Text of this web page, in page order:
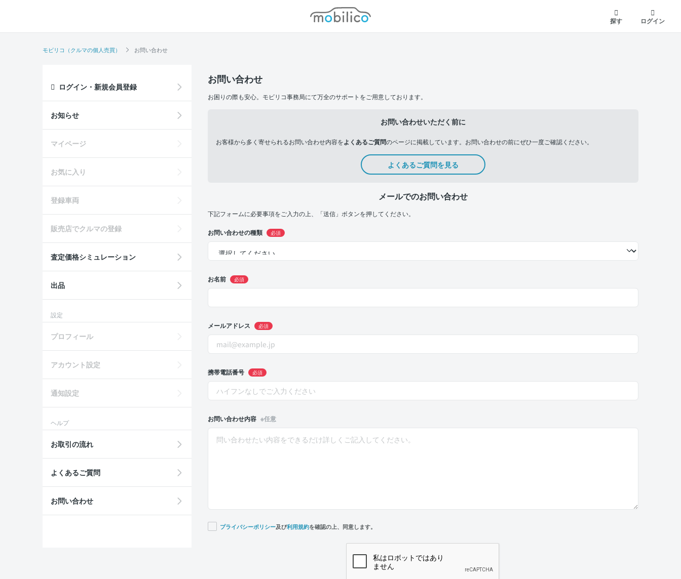
モビリコ
探す
ログイン
モビリコ（クルマの個人売買） お問い合わせ
お問い合わせ
お困りの際も安心。モビリコ事務局にて万全のサポートをご用意しております。
お問い合わせいただく前に
お客様から多く寄せられるお問い合わせ内容をよくあるご質問のページに掲載しています。お問い合わせの前にぜひ一度ご確認ください。
よくあるご質問を見る
メールでのお問い合わせ
下記フォームに必要事項をご入力の上、「送信」ボタンを押してください。
お問い合わせの種類 必須
お名前 必須
メールアドレス 必須
携帯電話番号 必須
お問い合わせ内容 ※任意
プライバシーポリシー及び利用規約を確認の上、同意します。
ログイン・新規会員登録
お知らせ
マイページ
お気に入り
登録車両
販売店でクルマの登録
査定価格シミュレーション
出品
設定
プロフィール
アカウント設定
通知設定
ヘルプ
お取引の流れ
よくあるご質問
お問い合わせ